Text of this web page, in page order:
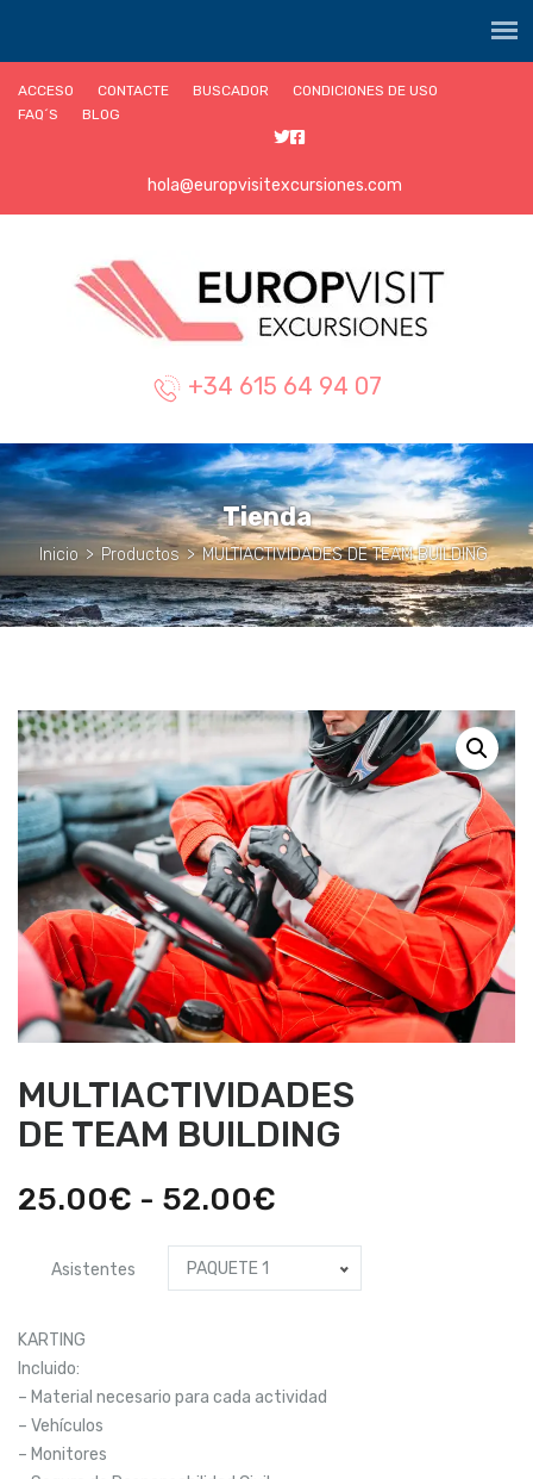
ACCESO CONTACTE BUSCADOR
CONDICIONES DE USO
FAQ´S
BLOG
hola@europvisitexcursiones.com
+34 615 64 94 07
Tienda
Inicio > Productos > MULTIACTIVIDADES DE TEAM BUILDING
MULTIACTIVIDADES
DE TEAM BUILDING
25.00€ - 52.00€
de
precios:
hasta
Asistentes PAQUETE 1
KARTING
Incluido:
– Material necesario para cada actividad
– Vehículos
– Monitores